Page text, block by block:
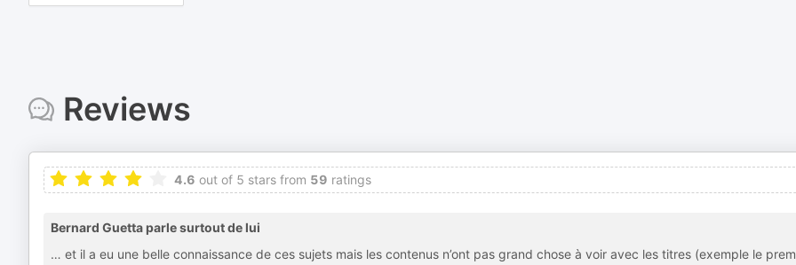
Reviews
4.6 out of 5 stars from 59 ratings
Bernard Guetta parle surtout de lui
… et il a eu une belle connaissance de ces sujets mais les contenus n’ont pas grand chose à voir avec les titres (exemple le